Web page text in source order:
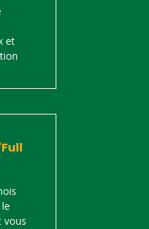
et
vous